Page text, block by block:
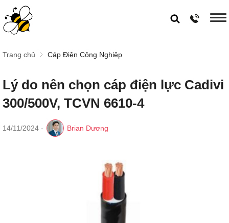
Trang chủ Cáp Điện Công Nghiệp
Lý do nên chọn cáp điện lực Cadivi
300/500V, TCVN 6610-4
14/11/2024 - Brian Dương